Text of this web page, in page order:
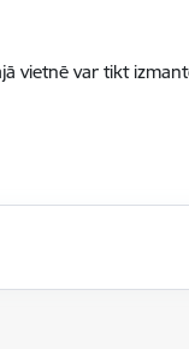
vietnē var tikt